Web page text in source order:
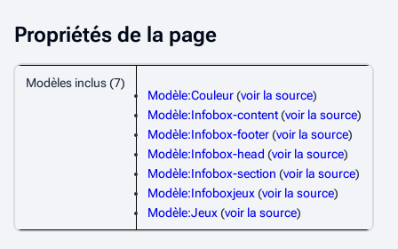
Propriétés de la page
Modèles inclus (7)
Modèle:Couleur(voir la source)
Modèle:Infobox-content(voir la source)
Modèle:Infobox-footer(voir la source)
Modèle:Infobox-head (voir la source)
Modèle:Infobox-section (voir la source)
Modèle:Infoboxjeux (voir la source)
Modèle:Jeux (voir la source)